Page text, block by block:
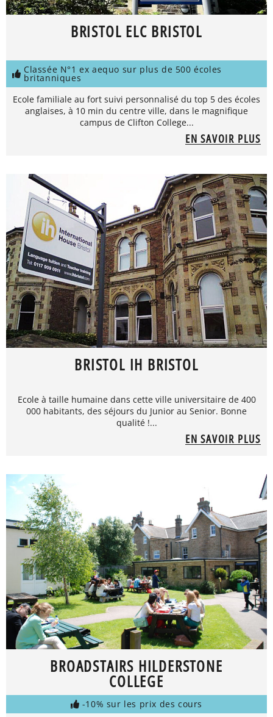
BRISTOL ELC BRISTOL
Classée N°1 ex aequo sur plus de 500 écoles
britanniques
Ecole familiale au fort suivi personnalisé du top 5 des écoles
anglaises, à 10 min du centre ville, dans le magnifique
campus de Clifton College...
EN SAVOIR PLUS
BRISTOL IH BRISTOL
Ecole à taille humaine dans cette ville universitaire de 400
000 habitants, des séjours du Junior au Senior. Bonne
qualité !...
EN SAVOIR PLUS
BROADSTAIRS HILDERSTONE
COLLEGE
-10% sur les prix des cours